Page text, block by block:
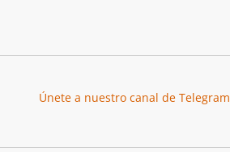
Únete a nuestro canal de Telegram